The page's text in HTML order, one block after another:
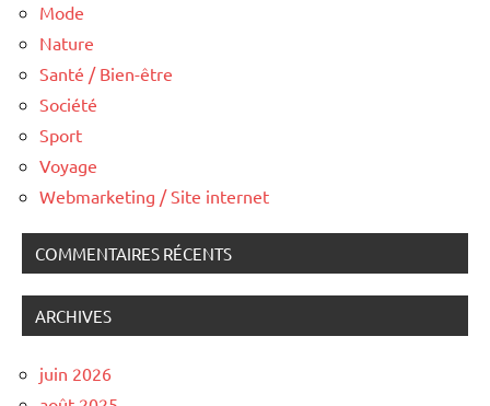
Mode
Nature
Santé / Bien-être
Société
Sport
Voyage
Webmarketing / Site internet
COMMENTAIRES RÉCENTS
ARCHIVES
juin 2026